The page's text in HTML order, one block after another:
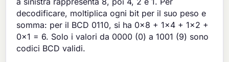
decodificare, moltiplica ogni bit per il suo peso e
somma: per il BCD 0110, si ha 0×8 + 1×4 + 1×2 +
0×1 = 6. Solo i valori da 0000 (0) a 1001 (9) sono
codici BCD validi.